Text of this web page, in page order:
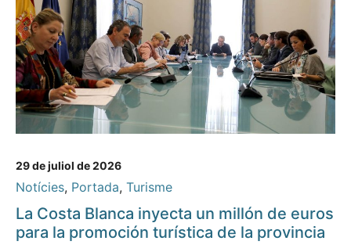
29 de juliol de 2026
Notícies, Portada, Turisme
La Costa Blanca inyecta un millón de euros
para la promoción turística de la provincia